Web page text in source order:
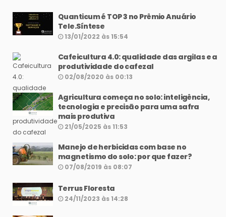
Quanticum é TOP 3 no Prêmio Anuário
Tele.Síntese
13/01/2022 às 15:54
Cafeicultura 4.0: qualidade das argilas e a
produtividade do cafezal
02/08/2020 às 00:13
Agricultura começa no solo: inteligência,
tecnologia e precisão para uma safra
mais produtiva
21/05/2025 às 11:53
Manejo de herbicidas com base no
magnetismo do solo: por que fazer?
07/08/2019 às 08:07
Terrus Floresta
24/11/2023 às 14:28